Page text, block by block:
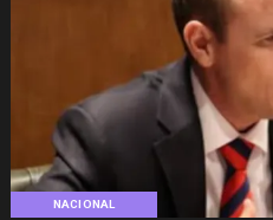
NACIONAL